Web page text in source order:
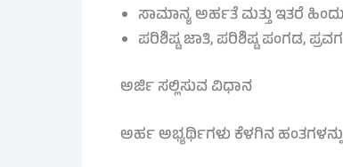
ಸಾಮಾನ್ಯ ಅರ್ಹತೆ ಮತ್ತು ಇತರೆ
ಪರಿಶಿಷ್ಟ ಜಾತಿ, ಪರಿಶಿಷ್ಟ ಪಂಗಡ,
ಅರ್ಜಿ ಸಲ್ಲಿಸುವ ವಿಧಾನ
ಅರ್ಹ ಅಭ್ಯರ್ಥಿಗಳು ಕೆಳಗಿನ